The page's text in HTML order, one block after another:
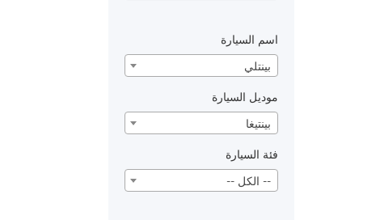
اسم السيارة
بينتلي
موديل السيارة
بينتيغا
فئة السيارة
-- الكل --